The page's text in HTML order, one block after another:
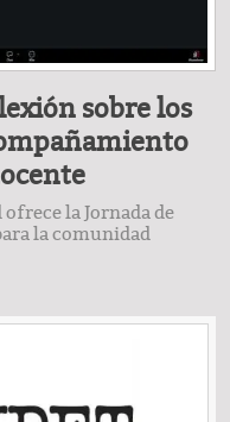
sobre los
la Jornada de
la comunidad